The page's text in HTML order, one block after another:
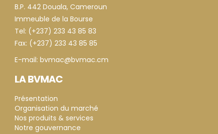
B.P. 442 Douala, Cameroun
Immeuble de la Bourse
Tel: (+237) 233 43 85 83
Fax: (+237) 233 43 85 85
E-mail: bvmac@bvmac.cm
LA BVMAC
Présentation
Organisation du marché
Nos produits & services
Notre gouvernance